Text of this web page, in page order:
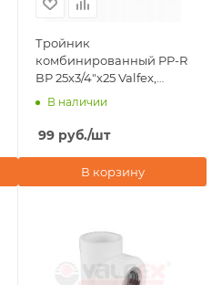
Тройник
комбинированный PP-R
ВР 25х3/4"х25 Valfex,
серый
В наличии
99 руб./шт
В корзину